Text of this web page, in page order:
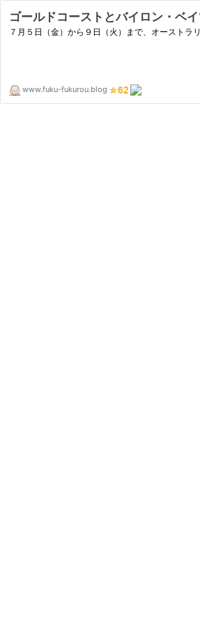
ゴールドコーストとバイロン・ベ
７月５日（金）から９日（火）まで、オーストラ
www.fuku-fukurou.blog